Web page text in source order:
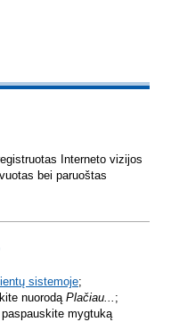
Interneto vizijos
bei paruoštas
sistemoje;
nuorodąPlačiau... ;
mygtuką